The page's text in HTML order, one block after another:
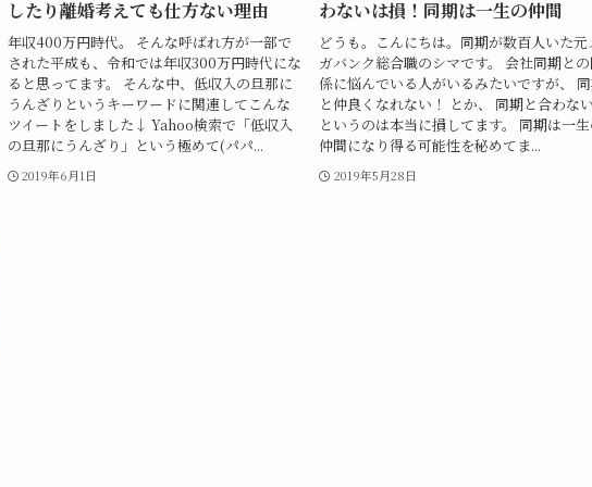
したり離婚考えても仕方ない理由
年収400万円時代。 そんな呼ばれ方が一部で
された平成も、令和では年収300万円時代にな
ると思ってます。 そんな中、低収入の旦那に
うんざりというキーワードに関連してこんな
ツイートをしました↓ Yahoo検索で「低収入
の旦那にうんざり」という極めて(パパ...
2019年6月1日
わないは損！同期は一生の仲間
どうも。こんにちは。同期が数百人いた元
ガバンク総合職のシマです。 会社同期と
係に悩んでいる人がいるみたいですが、
と仲良くなれない！ とか、 同期と合わない
というのは本当に損してます。 同期は一
仲間になり得る可能性を秘めてま...
2019年5月28日